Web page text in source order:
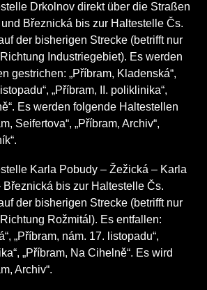
Drkolnov direkt über die Straßen
Březnická bis zur Haltestelle Čs.
der bisherigen Strecke (betrifft nur
Industriegebiet). Es werden
gestrichen: „Příbram, Kladenská“,
„Příbram, II. poliklinika“,
Es werden folgende Haltestellen
Seifertova“, „Příbram, Archiv“,
Karla Pobudy – Žežická – Karla
Březnická bis zur Haltestelle Čs.
der bisherigen Strecke (betrifft nur
Rožmitál). Es entfallen:
„Příbram, nám. 17. listopadu“,
„Příbram, Na Cihelně“. Es wird
Archiv“.